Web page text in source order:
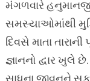
મંગળવારે
સમસ્યાઓમાંથી
દિવસે માતા
જ્ઞાનનો દ્વાર ખુલે